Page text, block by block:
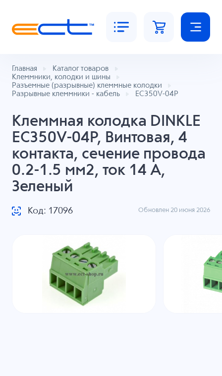
Главная
Каталог товаров
Клеммники, колодки и шины
Разъемные (разрывные) клеммные колодки
Разрывные клеммники - кабель
EC350V-04P
Клеммная колодка DINKLE
EC350V-04P, Винтовая, 4
контакта, сечение провода
0.2-1.5 мм2, ток 14 A,
Зеленый
Код: 17096 Обновлен 20 июня 2026